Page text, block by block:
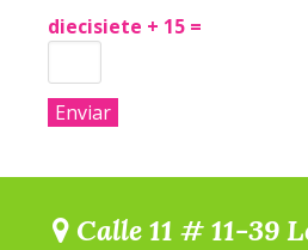
diecisiete + 15 =
Calle 11 # 11-39